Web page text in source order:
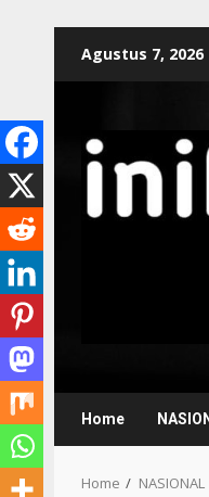
Agustus 7, 2026
Home
Home NASIONAL